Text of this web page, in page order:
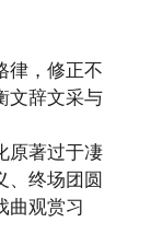
律，修正不
文辞文采与
原著过于凄
、终场团圆
曲观赏习